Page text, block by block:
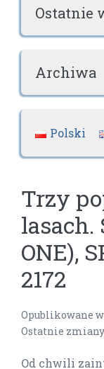
Ostatnie
Archiwa
Polski
Trzy
lasach.
ONE),
2172
Opublikowane
Ostatnie
Od chwili